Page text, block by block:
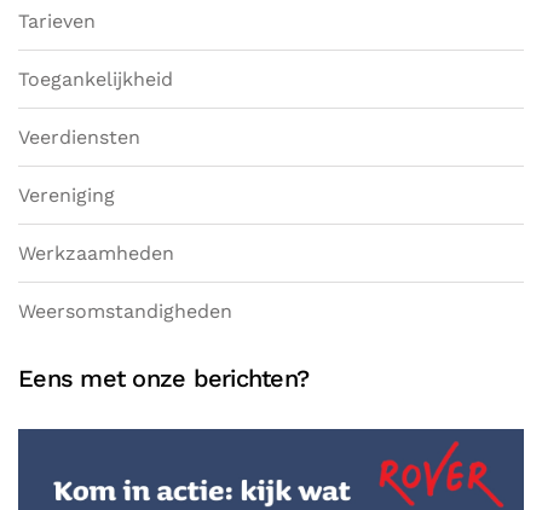
Tarieven
Toegankelijkheid
Veerdiensten
Vereniging
Werkzaamheden
Weersomstandigheden
Eens met onze berichten?